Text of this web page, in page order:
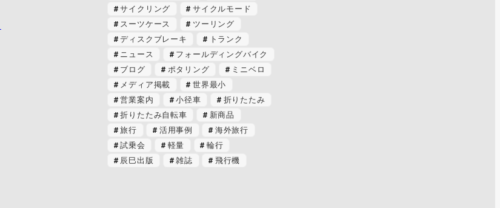
サイクリング
サイクルモード
スーツケース
ツーリング
ディスクブレーキ
トランク
ニュース
フォールディングバイク
ブログ
ポタリング
ミニベロ
メディア掲載
世界最小
営業案内
小径車
折りたたみ
折りたたみ自転車
新商品
旅行
活用事例
海外旅行
試乗会
軽量
輪行
辰巳出版
雑誌 飛行機